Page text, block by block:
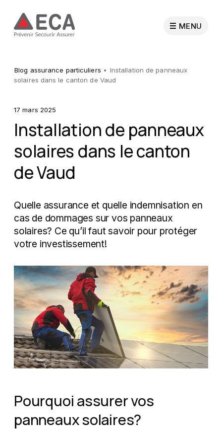
MENU
Particuliers
Collectivités publiques
Professionnels
Sapeurs-pompiers
Recherche
À propos de l'ECA
Blog assurance particuliers
Installation de panneaux
solaires dans le canton de Vaud
17 mars 2025
Installation de panneaux
solaires dans le canton
de Vaud
Quelle assurance et quelle indemnisation en
cas de dommages sur vos panneaux
solaires? Ce qu’il faut savoir pour protéger
votre investissement!
Pourquoi assurer vos
panneaux solaires?